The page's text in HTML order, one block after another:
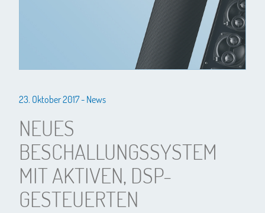
23. Oktober 2017 - News
NEUES
BESCHALLUNGSSYSTEM
MIT AKTIVEN, DSP-
GESTEUERTEN